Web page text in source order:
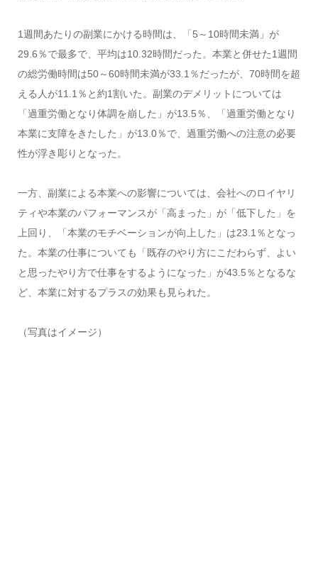
1週間あたりの副業にかける時間は、「5～10時間未満」が
29.6％で最多で、平均は10.32時間だった。本業と併せた1週間
の総労働時間は50～60時間未満が33.1％だったが、70時間を超
える人が11.1％と約1割いた。副業のデメリットについては
「過重労働となり体調を崩した」が13.5％、「過重労働となり
本業に支障をきたした」が13.0％で、過重労働への注意の必要
性が浮き彫りとなった。
一方、副業による本業への影響については、会社へのロイヤリ
ティや本業のパフォーマンスが「高まった」が「低下した」を
上回り、「本業のモチベーションが向上した」は23.1％となっ
た。本業の仕事についても「既存のやり方にこだわらず、よい
と思ったやり方で仕事をするようになった」が43.5％となるな
ど、本業に対するプラスの効果も見られた。
（写真はイメージ）